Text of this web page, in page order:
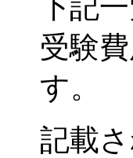
下記
受験
す。
記載